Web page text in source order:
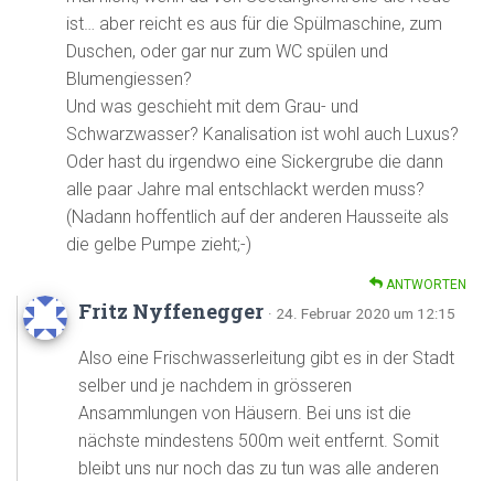
ist… aber reicht es aus für die Spülmaschine, zum
Duschen, oder gar nur zum WC spülen und
Blumengiessen?
Und was geschieht mit dem Grau- und
Schwarzwasser? Kanalisation ist wohl auch Luxus?
Oder hast du irgendwo eine Sickergrube die dann
alle paar Jahre mal entschlackt werden muss?
(Nadann hoffentlich auf der anderen Hausseite als
die gelbe Pumpe zieht;-)
ANTWORTEN
Fritz Nyffenegger · 24. Februar 2020 um 12:15
Also eine Frischwasserleitung gibt es in der Stadt
selber und je nachdem in grösseren
Ansammlungen von Häusern. Bei uns ist die
nächste mindestens 500m weit entfernt. Somit
bleibt uns nur noch das zu tun was alle anderen